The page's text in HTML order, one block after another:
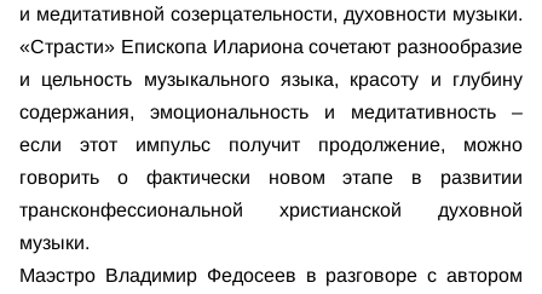
и медитативной созерцательности, духовности музыки.
«Страсти» Епископа Илариона сочетают разнообразие
и цельность музыкального языка, красоту и глубину
содержания, эмоциональность и медитативность –
если этот импульс получит продолжение, можно
говорить о фактически новом этапе в развитии
трансконфессиональной христианской духовной
музыки.
Маэстро Владимир Федосеев в разговоре с автором